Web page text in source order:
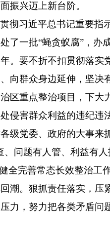
振兴迈上新台阶。
彻习近平总书记重要
了一批“蝇贪蚁腐”，
。 要不折不扣贯彻落实
向群众身边延伸，坚决
区重点整治项目，下大
侵害群众利益的违纪违
级党委、政府的大事
问题有人管、利益有
全完善常态长效整治
潮。 狠抓责任落实， 压
力，努力把各类矛盾